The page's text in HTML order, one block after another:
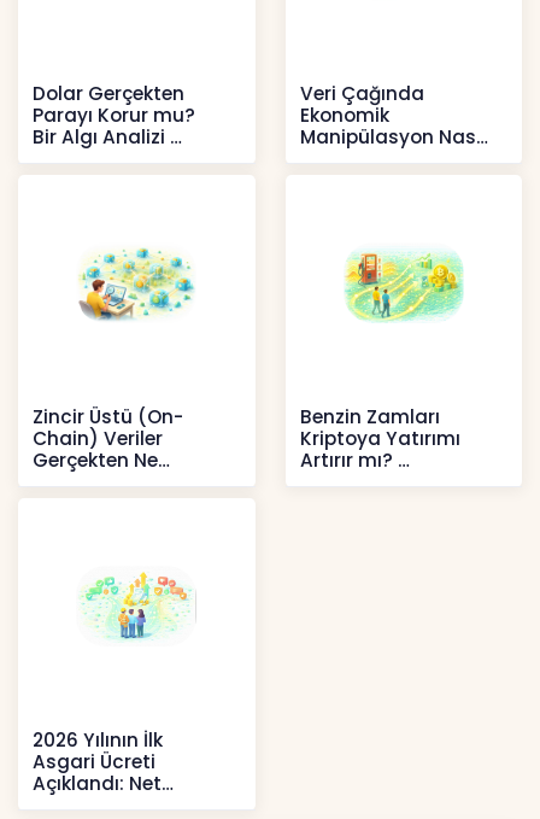
Dolar Gerçekten
Parayı Korur mu?
Bir Algı Analizi
İçerikler
Veri Çağında
Ekonomik
Manipülasyon Nasıl
Şekil Değiştirdi?
İçerikler
Zincir Üstü (On-
Chain) Veriler
Gerçekten Ne
Anlatır?
Kripto
Benzin Zamları
Kriptoya Yatırımı
Artırır mı?
Kripto
2026 Yılının İlk
Asgari Ücreti
Açıklandı: Net
52.738 TL, Ek Destek